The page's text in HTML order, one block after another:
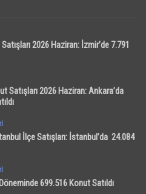
2026 Haziran: İzmir’de 7.791
Satışları 2026 Haziran: Ankara’da
İlçe Satışları: İstanbul’da 24.084
699.516 Konut Satıldı